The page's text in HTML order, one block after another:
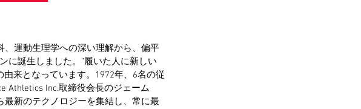
、運動生理学への深い理解から、偏平
に誕生しました。”履いた人に新しい
由来となっています。1972年、6名の従
Athletics Inc.取締役会長のジェーム
新のテクノロジーを集結し、常に最